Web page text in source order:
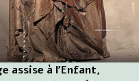
assise à l'Enfant,